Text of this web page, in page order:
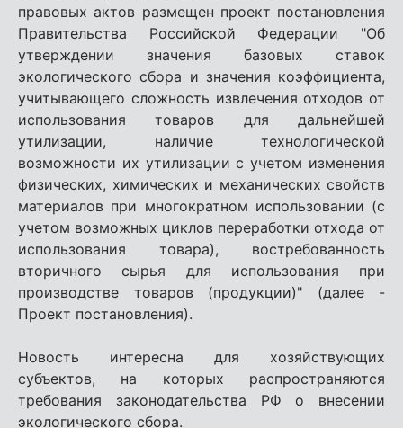
правовых актов размещен проект постановления
Правительства Российской Федерации "Об
утверждении значения базовых ставок
экологического сбора и значения коэффициента,
учитывающего сложность извлечения отходов от
использования товаров для дальнейшей
утилизации, наличие технологической
возможности их утилизации с учетом изменения
физических, химических и механических свойств
материалов при многократном использовании (с
учетом возможных циклов переработки отхода от
использования товара), востребованность
вторичного сырья для использования при
производстве товаров (продукции)" (далее -
Проект постановления).
Новость интересна для хозяйствующих
субъектов, на которых распространяются
требования законодательства РФ о внесении
экологического сбора.